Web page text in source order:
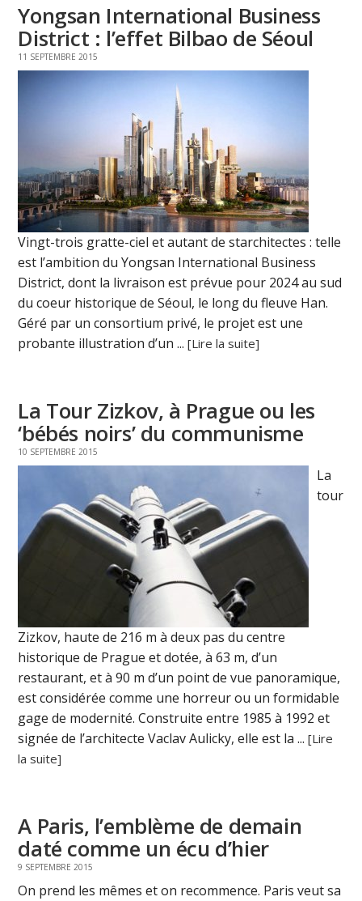
Yongsan International Business
District : l’effet Bilbao de Séoul
11 SEPTEMBRE 2015
Vingt-trois gratte-ciel et autant de starchitectes : telle
est l’ambition du Yongsan International Business
District, dont la livraison est prévue pour 2024 au sud
du coeur historique de Séoul, le long du fleuve Han.
Géré par un consortium privé, le projet est une
probante illustration d’un ...[Lire la suite]
La Tour Zizkov, à Prague ou les
‘bébés noirs’ du communisme
10 SEPTEMBRE 2015
La
tour
Zizkov, haute de 216 m à deux pas du centre
historique de Prague et dotée, à 63 m, d’un
restaurant, et à 90 m d’un point de vue panoramique,
est considérée comme une horreur ou un formidable
gage de modernité. Construite entre 1985 à 1992 et
signée de l’architecte Vaclav Aulicky, elle est la ...[Lire
la suite]
A Paris, l’emblème de demain
daté comme un écu d’hier
9 SEPTEMBRE 2015
On prend les mêmes et on recommence. Paris veut sa